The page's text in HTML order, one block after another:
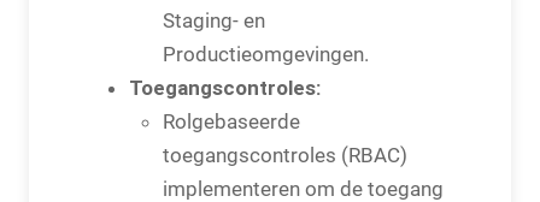
Staging- en
Productieomgevingen.
Toegangscontroles:
Rolgebaseerde
toegangscontroles (RBAC)
implementeren om de toegang